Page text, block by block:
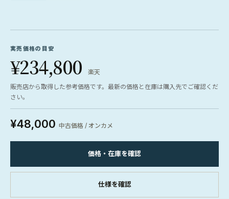
実売価格の目安
¥234,800
楽天
販売店から取得した参考価格です。最新の価格と在庫は購入先でご確認くだ
さい。
¥48,000 中古価格 / オンカメ
価格・在庫を確認
仕様を確認